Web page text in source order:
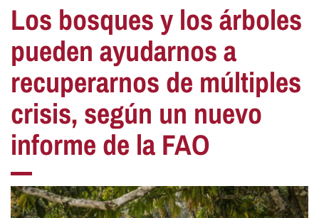
Los bosques y los árboles
pueden ayudarnos a
recuperarnos de múltiples
crisis, según un nuevo
informe de la FAO